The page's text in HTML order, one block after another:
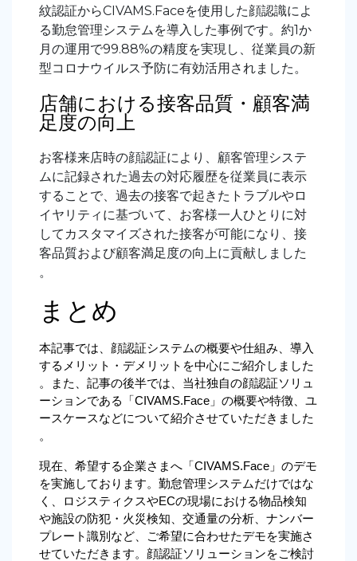
紋認証からCIVAMS.Faceを使用した顔認識によ
る勤怠管理システムを導入した事例です。約1か
月の運用で99.88%の精度を実現し、従業員の新
型コロナウイルス予防に有効活用されました。
店舗における接客品質・顧客満
足度の向上
お客様来店時の顔認証により、顧客管理システ
ムに記録された過去の対応履歴を従業員に表示
することで、過去の接客で起きたトラブルやロ
イヤリティに基づいて、お客様一人ひとりに対
してカスタマイズされた接客が可能になり、接
客品質および顧客満足度の向上に貢献しました
。
まとめ
本記事では、顔認証システムの概要や仕組み、導入
するメリット・デメリットを中心にご紹介しました
。また、記事の後半では、当社独自の顔認証ソリュ
ーションである「CIVAMS.Face」の概要や特徴、ユ
ースケースなどについて紹介させていただきました
。
現在、希望する企業さまへ「CIVAMS.Face」のデモ
を実施しております。勤怠管理システムだけではな
く、ロジスティクスやECの現場における物品検知
や施設の防犯・火災検知、交通量の分析、ナンバー
プレート識別など、ご希望に合わせたデモを実施さ
せていただきます。顔認証ソリューションをご検討